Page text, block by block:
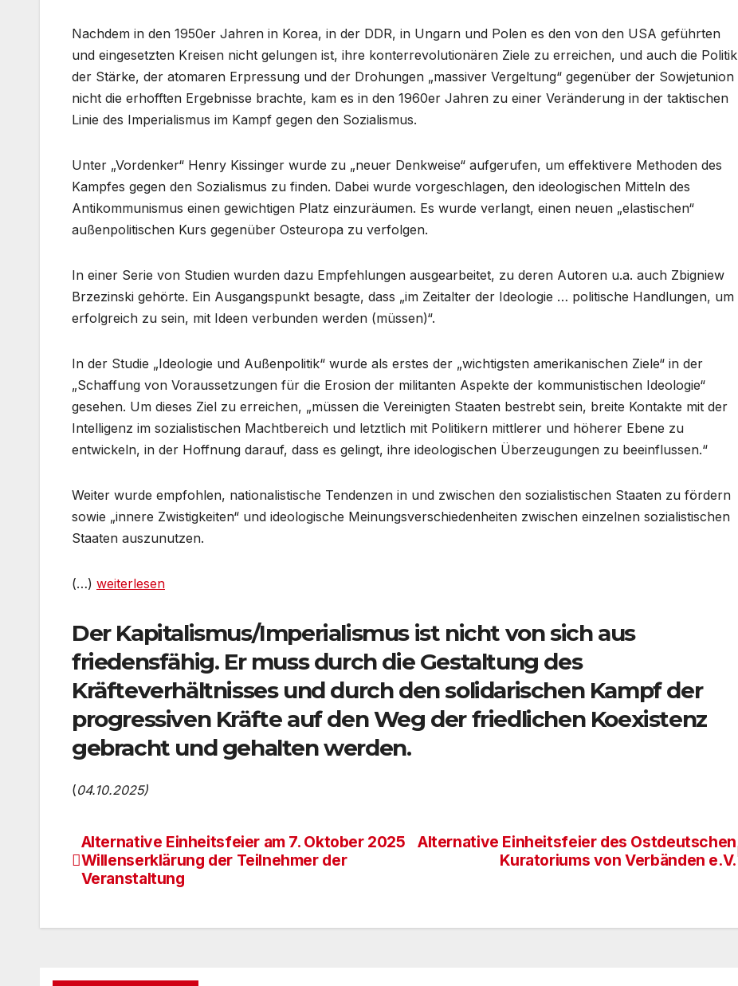
Nachdem in den 1950er Jahren in Korea, in der DDR, in Ungarn und Polen es den von den USA geführten
und eingesetzten Kreisen nicht gelungen ist, ihre konterrevolutionären Ziele zu erreichen, und auch die Politik
der Stärke, der atomaren Erpressung und der Drohungen „massiver Vergeltung“ gegenüber der Sowjetunion
nicht die erhofften Ergebnisse brachte, kam es in den 1960er Jahren zu einer Veränderung in der taktischen
Linie des Imperialismus im Kampf gegen den Sozialismus.
Unter „Vordenker“ Henry Kissinger wurde zu „neuer Denkweise“ aufgerufen, um effektivere Methoden des
Kampfes gegen den Sozialismus zu finden. Dabei wurde vorgeschlagen, den ideologischen Mitteln des
Antikommunismus einen gewichtigen Platz einzuräumen. Es wurde verlangt, einen neuen „elastischen“
außenpolitischen Kurs gegenüber Osteuropa zu verfolgen.
In einer Serie von Studien wurden dazu Empfehlungen ausgearbeitet, zu deren Autoren u.a. auch Zbigniew
Brzezinski gehörte. Ein Ausgangspunkt besagte, dass „im Zeitalter der Ideologie … politische Handlungen, um
erfolgreich zu sein, mit Ideen verbunden werden (müssen)“.
In der Studie „Ideologie und Außenpolitik“ wurde als erstes der „wichtigsten amerikanischen Ziele“ in der
„Schaffung von Voraussetzungen für die Erosion der militanten Aspekte der kommunistischen Ideologie“
gesehen. Um dieses Ziel zu erreichen, „müssen die Vereinigten Staaten bestrebt sein, breite Kontakte mit der
Intelligenz im sozialistischen Machtbereich und letztlich mit Politikern mittlerer und höherer Ebene zu
entwickeln, in der Hoffnung darauf, dass es gelingt, ihre ideologischen Überzeugungen zu beeinflussen.“
Weiter wurde empfohlen, nationalistische Tendenzen in und zwischen den sozialistischen Staaten zu fördern
sowie „innere Zwistigkeiten“ und ideologische Meinungsverschiedenheiten zwischen einzelnen sozialistischen
Staaten auszunutzen.
(…) weiterlesen
Der Kapitalismus/Imperialismus ist nicht von sich aus
friedensfähig. Er muss durch die Gestaltung des
Kräfteverhältnisses und durch den solidarischen Kampf der
progressiven Kräfte auf den Weg der friedlichen Koexistenz
gebracht und gehalten werden.
(04.10.2025)
Beitragsnavigation
Alternative Einheitsfeier des Ostdeutschen
Kuratoriums von Verbänden e.V.
Alternative Einheitsfeier am 7. Oktober 2025
Willenserklärung der Teilnehmer der
Veranstaltung